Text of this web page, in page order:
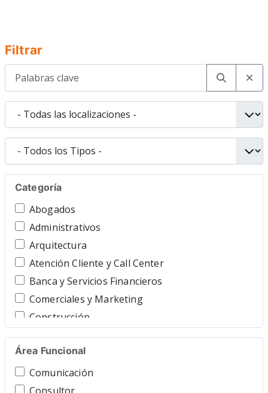
Filtrar
Categoría
Abogados
Administrativos
Arquitectura
Atención Cliente y Call Center
Banca y Servicios Financieros
Comerciales y Marketing
Construcción
Consultoría y Asesoría
Contable y Gestor
Cuidado Personal
Directivos y Ejecutivos
Área Funcional
Comunicación